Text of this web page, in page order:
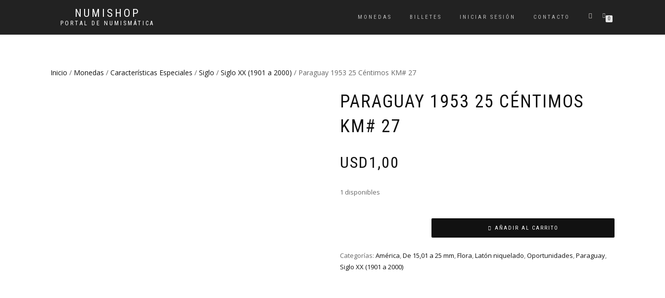
NUMISHOP
PORTAL DE NUMISMÁTICA
MONEDAS BILLETES INICIAR SESIÓN CONTACTO 0
Inicio / Monedas / Características Especiales / Siglo / Siglo XX (1901 a 2000) / Paraguay 1953 25 Céntimos KM# 27
PARAGUAY 1953 25 CÉNTIMOS
KM# 27
USD1,00
1 disponibles
AÑADIR AL CARRITO
Categorías: América,De 15,01 a 25 mm,Flora,Latón niquelado,Oportunidades,Paraguay,
Siglo XX (1901 a 2000)